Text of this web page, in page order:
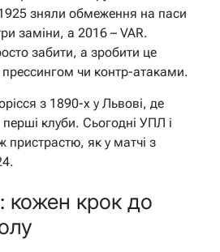
зняли обмеження на паси
заміни, а 2016 – VAR.
забити, а зробити це
чи контр-атаками.
з 1890-х у Львові, де
клуби. Сьогодні УПЛ і
пристрастю, як у матчі з
кожен крок до